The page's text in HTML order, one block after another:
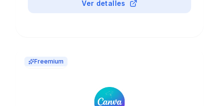
Ver detalles
Freemium